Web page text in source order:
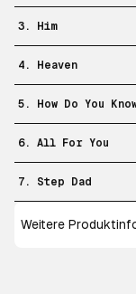
3. Him
4. Heaven
5. How Do You
6. All For You
7. Step Dad
Weitere